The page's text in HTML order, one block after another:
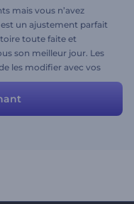
mais vous n’avez
un ajustement parfait
toute faite et
son meilleur jour. Les
les modifier avec vos
Cela facilitera la
le processus avec